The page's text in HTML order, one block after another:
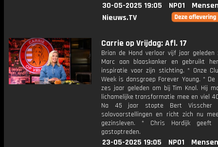
30-05-2025 19:05 NPO1
Nieuws.TV
Carrie op Vrijdag: Afl. 17
Brian de Hond verloor vijf jaar geleden
Marc aan blaaskanker en gebruikt
inspiratie voor zijn stichting. * Onze
Week is dansgroep Forever Young. * De
zes jaar geleden om bij Tim Knol. Hij
lichamelijke transformatie mee en viel
Na 45 jaar stopte Bert Visscher
solovoorstellingen en richt zich nu
gezinsleven. * Chris Hordijk geeft
gastoptreden.
23-05-2025 19:05 NPO1